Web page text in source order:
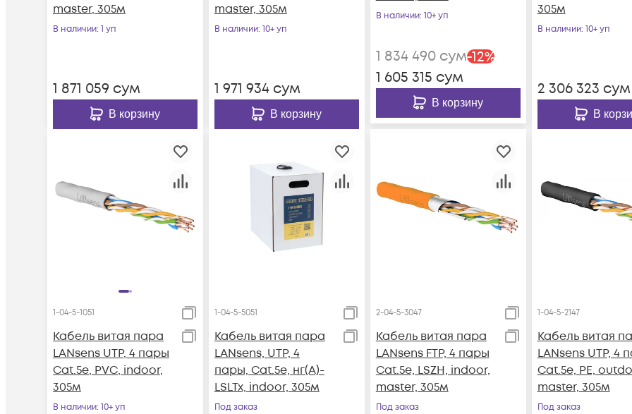
master, 305м
В наличии: 1 уп
1 871 059 сум
В корзину
master, 305м
В наличии: 10+ уп
1 971 934сум
В корзину
В наличии: 10+ уп
1 834 490сум-12%
1 605 315 сум
В корзину
305м
В наличии: 10+ уп
2 306 323 сум
В
1-04-5-1051
Кабель витая пара
LANsens UTP, 4 пары
Cat.5e, PVC, indoor,
305м
В наличии: 10+ уп
1-04-5-5051
Кабель витая пара
LANsens, UTP, 4
пары, Cat.5e, нг(А)-
LSLTx, indoor, 305м
Под заказ
2-04-5-3047
Кабель витая пара
LANsens FTP, 4 пары
Cat.5e, LSZH, indoor,
master, 305м
Под заказ
1-04-5-2147
Кабель витая
LANsens UTP, 4
Cat.5e, PE,
master, 305м
Под заказ